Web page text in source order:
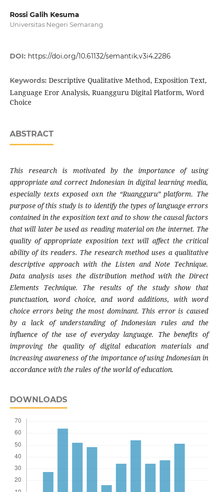
Rossi Galih Kesuma
Universitas Negeri Semarang
DOI: https://doi.org/10.61132/semantik.v3i4.2286
Keywords: Descriptive Qualitative Method, Exposition Text,
Language Eror Analysis, Ruangguru Digital Platform, Word
Choice
ABSTRACT
This research is motivated by the importance of using
appropriate and correct Indonesian in digital learning media,
especially texts exposed oxn the “Ruangguru” platform. The
purpose of this study is to identify the types of language errors
contained in the exposition text and to show the causal factors
that will later be used as reading material on the internet. The
quality of appropriate exposition text will affect the critical
ability of its readers. The research method uses a qualitative
descriptive approach with the Listen and Note Technique.
Data analysis uses the distribution method with the Direct
Elements Technique. The results of the study show that
punctuation, word choice, and word additions, with word
choice errors being the most dominant. This error is caused
by a lack of understanding of Indonesian rules and the
influence of the use of everyday language. The benefits of
improving the quality of digital education materials and
increasing awareness of the importance of using Indonesian in
accordance with the rules of the world of education.
DOWNLOADS